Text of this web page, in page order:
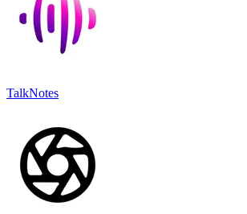
TalkNotes